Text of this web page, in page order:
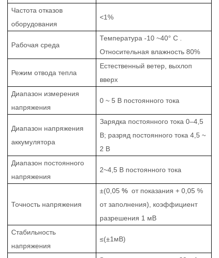
Частота отказов
оборудования
<1%
Рабочая среда
Температура-10~40°C
Относительная влажность80%
Режим отвода тепла
Естественный ветер, выхлоп
вверх
Диапазон измерения
напряжения
0 ~ 5 В постоянного тока
Диапазон напряжения
аккумулятора
Зарядка постоянного тока 0–4,5
В; разряд постоянного тока 4,5 ~
2 В
Диапазон постоянного
напряжения
2~4,5 В постоянного тока
Точность напряжения
±(0,05% от показания + 0,05 %
от заполнения), коэффициент
разрешения 1 мВ
Стабильность
напряжения
≤(±1мВ)